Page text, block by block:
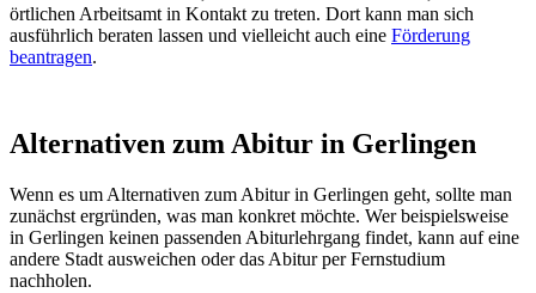
örtlichen Arbeitsamt in Kontakt zu treten. Dort kann man sich
ausführlich beraten lassen und vielleicht auch eine Förderung
beantragen.
Alternativen zum Abitur in Gerlingen
Wenn es um Alternativen zum Abitur in Gerlingen geht, sollte man
zunächst ergründen, was man konkret möchte. Wer beispielsweise
in Gerlingen keinen passenden Abiturlehrgang findet, kann auf eine
andere Stadt ausweichen oder das Abitur per Fernstudium
nachholen.